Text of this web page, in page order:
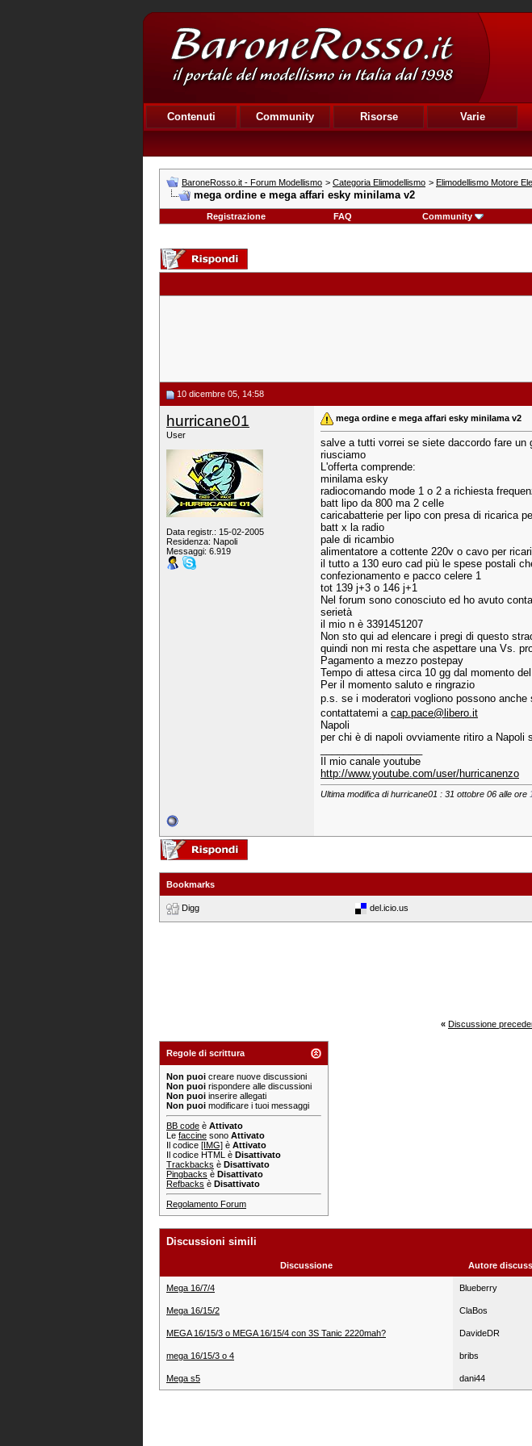
Contenuti Community Risorse Varie
BaroneRosso.it - Forum Modellismo > Categoria Elimodellismo > Elimodellismo Motore
mega ordine e mega affari esky minilama v2
Registrazione
FAQ Community
10 dicembre 05, 14:58
hurricane01
User
Data registr.: 15-02-2005
Residenza: Napoli
Messaggi: 6.919
mega ordine e mega affari esky minilama v2
salve a tutti vorrei se siete daccordo fare
riusciamo
L'offerta comprende:
minilama esky
radiocomando mode 1 o 2 a richiesta
batt lipo da 800 ma 2 celle
caricabatterie per lipo con presa di ricarica
batt x la radio
pale di ricambio
alimentatore a cottente 220v o cavo per
il tutto a 130 euro cad più le spese postali
confezionamento e pacco celere 1
tot 139 j+3 o 146 j+1
Nel forum sono conosciuto ed ho avuto
serietà
il mio n è 3391451207
Non sto qui ad elencare i pregi di questo
quindi non mi resta che aspettare una Vs.
Pagamento a mezzo postepay
Tempo di attesa circa 10 gg dal momento
Per il momento saluto e ringrazio
p.s. se i moderatori vogliono possono anche
contattatemi a cap.pace@libero.it
Napoli
per chi è di napoli ovviamente ritiro a Napoli
Il mio canale youtube
http://www.youtube.com/user/hurricanenzo
Ultima modifica di hurricane01 : 31 ottobre 06 alle ore
Bookmarks
Digg del.icio.us
« Discussione
Regole di scrittura
Non puoi creare nuove discussioni
Non puoi rispondere alle discussioni
Non puoi inserire allegati
Non puoi modificare i tuoi messaggi
BB code è Attivato
Le faccine sono Attivato
Il codice [IMG] è Attivato
Il codice HTML è Disattivato
Trackbacks è Disattivato
Pingbacks è Disattivato
Refbacks è Disattivato
Regolamento Forum
Discussioni simili
Discussione Autore
Mega 16/7/4 Blueberry
Mega 16/15/2 ClaBos
MEGA 16/15/3 o MEGA 16/15/4 con 3S Tanic 2220mah? DavideDR
mega 16/15/3 o 4 bribs
Mega s5 dani44